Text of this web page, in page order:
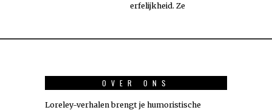
erfelijkheid. Ze
OVER ONS
Loreley-verhalen brengt je humoristische